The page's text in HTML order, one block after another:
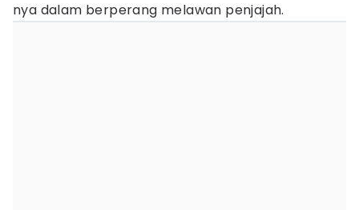
nya dalam berperang melawan penjajah.